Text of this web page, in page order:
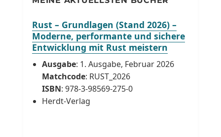
Rust – Grundlagen (Stand 2026) –
Moderne, performante und sichere
Entwicklung mit Rust meistern
Ausgabe: 1. Ausgabe, Februar 2026
Matchcode: RUST_2026
ISBN: 978-3-98569-275-0
Herdt-Verlag